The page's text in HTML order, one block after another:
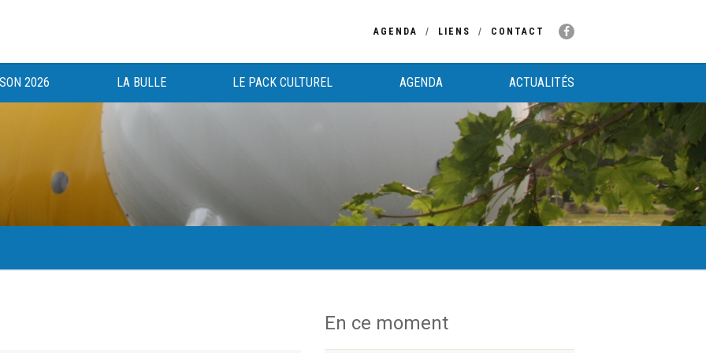
AGENDA LIENS CONTACT
2026 LA BULLE LE PACK CULTUREL AGENDA ACTUALITÉS
au bénéfice des haut-saônois depuis 1983. En ce moment